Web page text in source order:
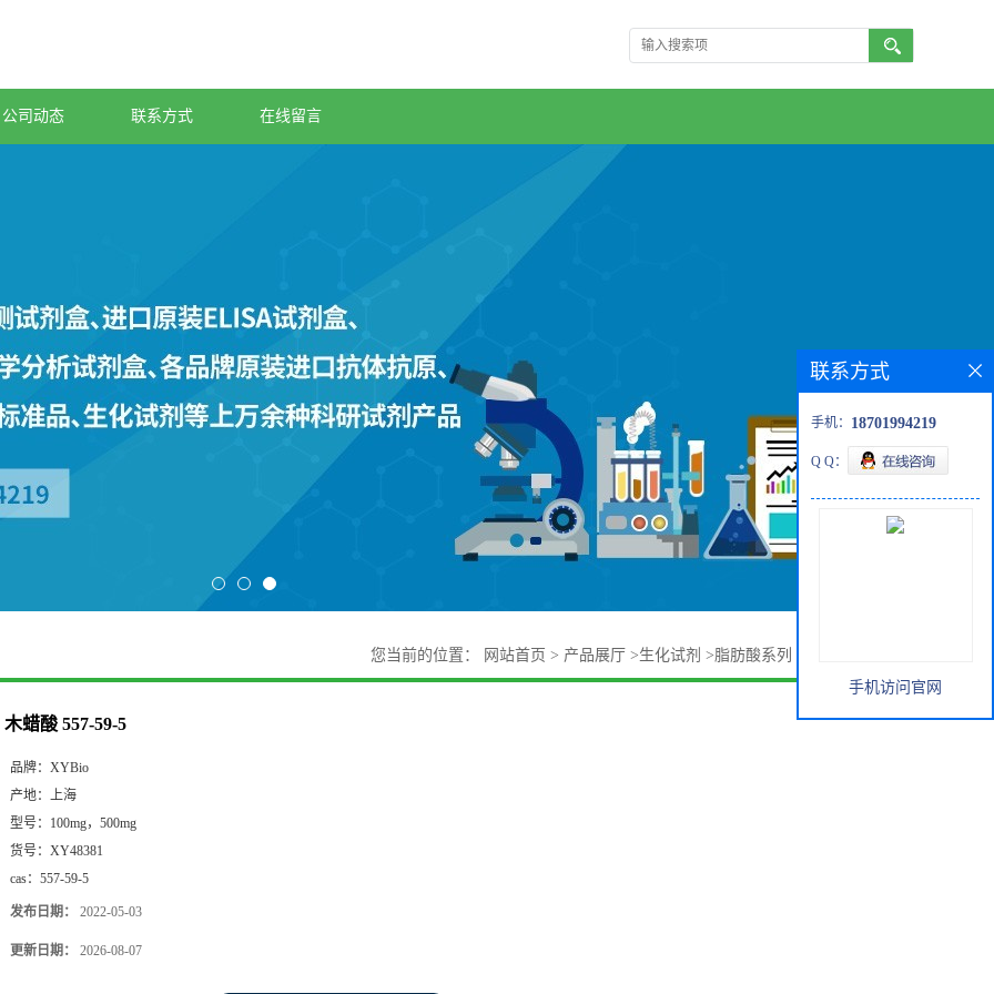
公司动态 联系方式 在线留言
您当前的位置： 网站首页 > 产品展厅 >生化试剂 >脂肪酸系列
木蜡酸 557-59-5
品牌： XYBio
产地： 上海
型号： 100mg，500mg
货号： XY48381
cas： 557-59-5
发布日期： 2022-05-03
更新日期： 2026-08-07
联系方式
手机： 18701994219
Q Q：
手机访问官网